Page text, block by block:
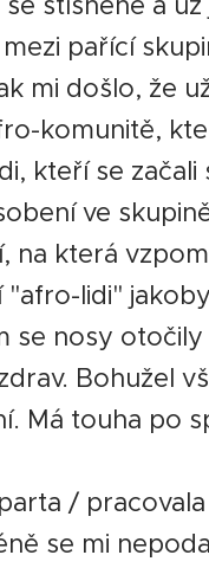
pařící
mi došlo, že
komunitě,
kteří se
ve
na která
lidi"
se nosy
Bohužel
Má touha po
/
se mi